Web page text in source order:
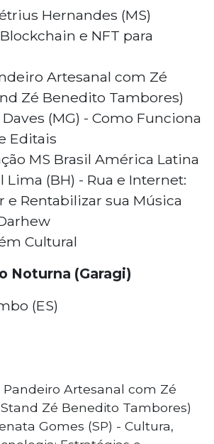
Hernandes (MS)
e NFT para
Artesanal com Zé
Zé Benedito Tambores)
(MG) - Como Funciona
Editais
MS Brasil América Latina
Lima (BH) - Rua e Internet:
e Rentabilizar sua Música
Cultural
Noturna (Garagi)
(ES)
Artesanal com Zé
Zé Benedito Tambores)
Gomes (SP) - Cultura,